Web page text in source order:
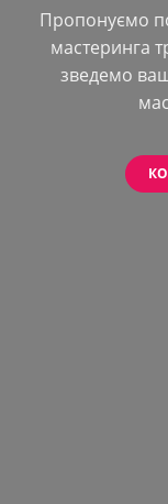
Пропонуємо
мастеринга
зведемо